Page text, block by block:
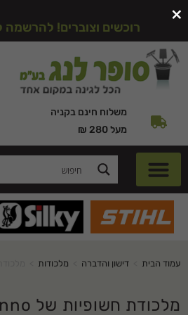
רוכשים וצוברים! להרשמה
משלוח חינם בקניה
מעל 280 ₪
עמוד הבית דישון והדברה מלכודות
מלכודת חשופיות של swissinno
×